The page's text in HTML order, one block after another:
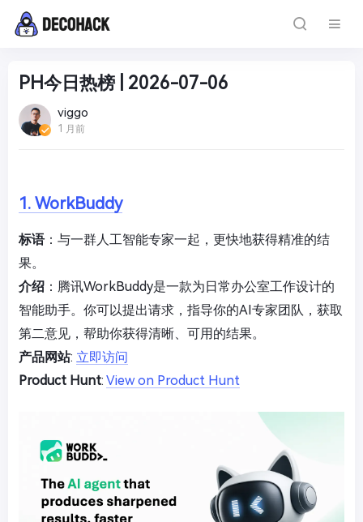
PH今日热榜 | 2026-07-06
viggo
1 月前
1. WorkBuddy
标语：与一群人工智能专家一起，更快地获得精准的结
果。
介绍 ：腾讯WorkBuddy是一款为日常办公室工作设计的
智能助手。你可以提出请求，指导你的AI专家团队，获取
第二意见，帮助你获得清晰、可用的结果。
产品网站: 立即访问
Product Hunt: View on Product Hunt